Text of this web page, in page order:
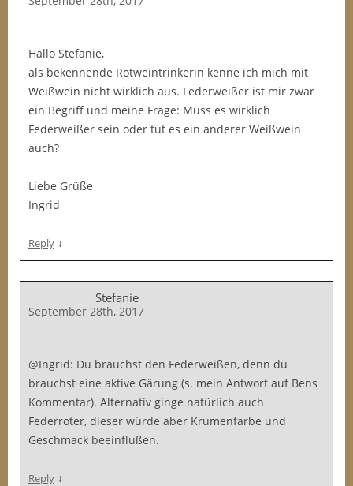
Hallo Stefanie,
als bekennende Rotweintrinkerin kenne ich mich mit
Weißwein nicht wirklich aus. Federweißer ist mir zwar
ein Begriff und meine Frage: Muss es wirklich
Federweißer sein oder tut es ein anderer Weißwein
auch?
Liebe Grüße
Ingrid
Reply ↓
Stefanie
September 28th, 2017
@Ingrid: Du brauchst den Federweißen, denn du
brauchst eine aktive Gärung (s. mein Antwort auf Bens
Kommentar). Alternativ ginge natürlich auch
Federroter, dieser würde aber Krumenfarbe und
Geschmack beeinflußen.
Reply ↓